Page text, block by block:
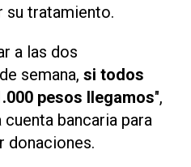
su tratamiento.
a las dos
semana, si todos
pesos llegamos",
bancaria para
donaciones.